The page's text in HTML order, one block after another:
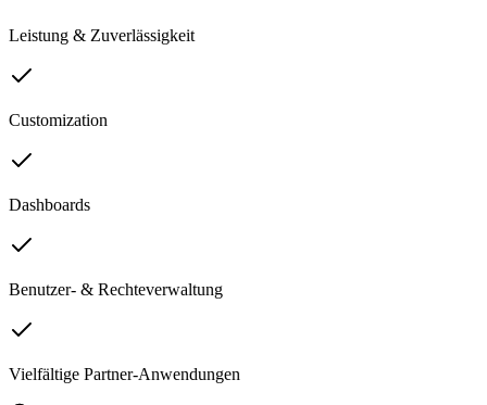
Leistung & Zuverlässigkeit
Customization
Dashboards
Benutzer- & Rechteverwaltung
Vielfältige Partner-Anwendungen